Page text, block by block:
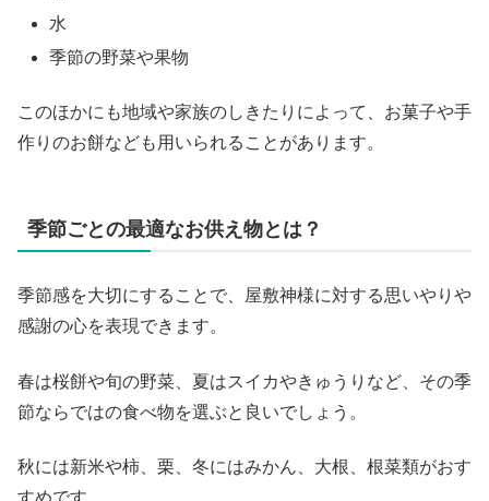
水
季節の野菜や果物
このほかにも地域や家族のしきたりによって、お菓子や手
作りのお餅なども用いられることがあります。
季節ごとの最適なお供え物とは？
季節感を大切にすることで、屋敷神様に対する思いやりや
感謝の心を表現できます。
春は桜餅や旬の野菜、夏はスイカやきゅうりなど、その季
節ならではの食べ物を選ぶと良いでしょう。
秋には新米や柿、栗、冬にはみかん、大根、根菜類がおす